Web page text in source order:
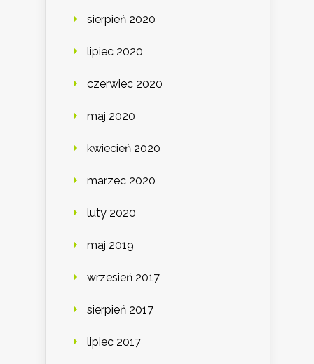
sierpień 2020
lipiec 2020
czerwiec 2020
maj 2020
kwiecień 2020
marzec 2020
luty 2020
maj 2019
wrzesień 2017
sierpień 2017
lipiec 2017